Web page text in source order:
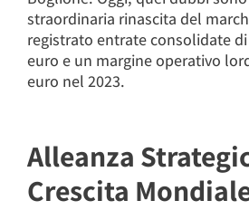
straordinaria rinascita del
registrato entrate consolidate
euro e un margine operativo
euro nel 2023.
Alleanza
Crescita